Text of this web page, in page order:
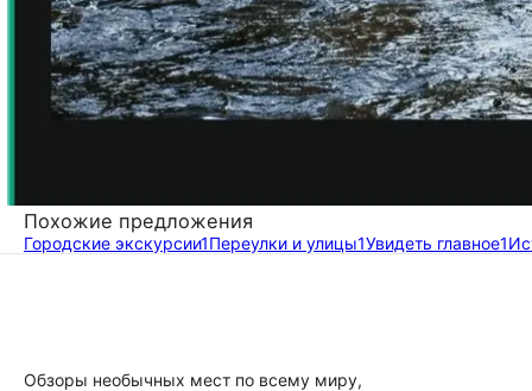
Похожие предложения
Городские экскурсии1Переулки и улицы1Увидеть главное1
Обзоры необычных мест по всему миру,